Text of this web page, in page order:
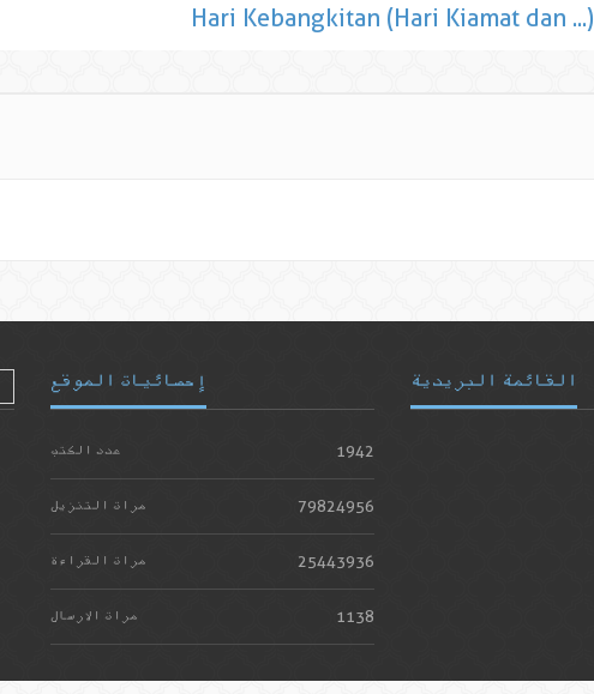
Hari Kebangkitan (Hari Kiamat dan ...)
إحصائيات الموقع
عدد الكتب 1942
مرات التنزيل 79824956
مرات القراءة 25443936
مرات الارسال 1138
القائمة البريدية